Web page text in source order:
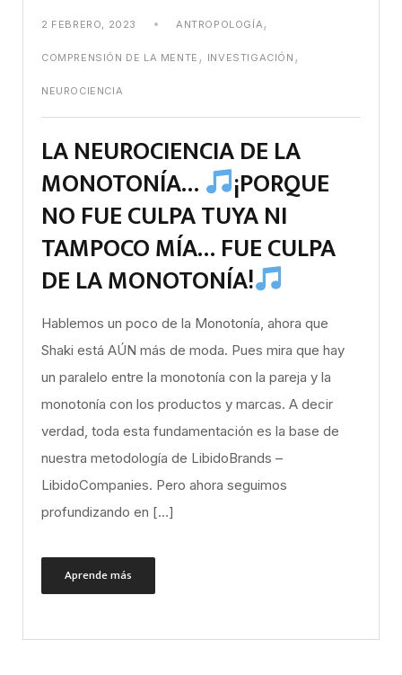
2 FEBRERO, 2023 ANTROPOLOGÍA,
COMPRENSIÓN DE LA MENTE , INVESTIGACIÓN ,
NEUROCIENCIA
LA NEUROCIENCIA DE LA
MONOTONÍA… ¡PORQUE
NO FUE CULPA TUYA NI
TAMPOCO MÍA… FUE CULPA
DE LA MONOTONÍA!
Hablemos un poco de la Monotonía, ahora que
Shaki está AÚN más de moda. Pues mira que hay
un paralelo entre la monotonía con la pareja y la
monotonía con los productos y marcas. A decir
verdad, toda esta fundamentación es la base de
nuestra metodología de LibidoBrands –
LibidoCompanies. Pero ahora seguimos
profundizando en […]
Aprende más